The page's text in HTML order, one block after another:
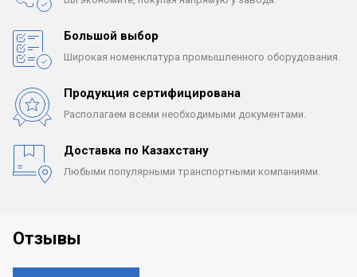
Большой выбор
Широкая номенклатура промышленного оборудования.
Продукция сертифицирована
Располагаем всеми необходимыми документами.
Доставка по Казахстану
Любыми популярными транспортными компаниями.
Отзывы